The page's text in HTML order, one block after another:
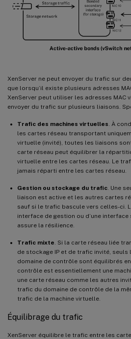
XenServer ne peut envoyer du trafic sur
que lorsqu’il existe plusieurs adresses
XenServer peut utiliser les adresses MAC
envoyer du trafic sur plusieurs liaisons.
Trafic des machines virtuelles . À
les cartes réseau transportant
virtuelle (invité), toutes les liaisons
carte réseau peut équilibrer la
virtuelle entre les cartes réseau. Le
jamais réparti entre les cartes réseau.
Gestion ou stockage du trafic . Une
liaison est active et les autres cartes
sauf si le trafic bascule vers celles-ci.
interface de gestion ou d’une
assure la résilience.
Trafic mixte . Si la carte réseau liée
de stockage IP et de trafic invité,
domaine de contrôle sont équilibrés
contrôle est essentiellement une
une carte réseau comme les autres
trafic du domaine de contrôle de la
trafic de la machine virtuelle.
Équilibrage du trafic
XenServer équilibre le trafic entre les